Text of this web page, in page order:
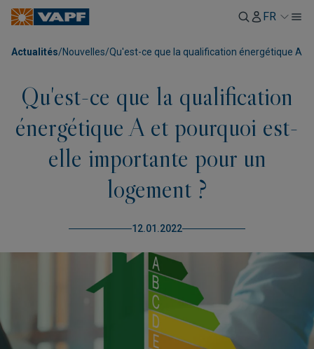
FR
Actualités/Nouvelles/Qu'est-ce que la qualification énergétique A
Qu'est-ce que la qualification
énergétique A et pourquoi est-
elle importante pour un
logement ?
12.01.2022